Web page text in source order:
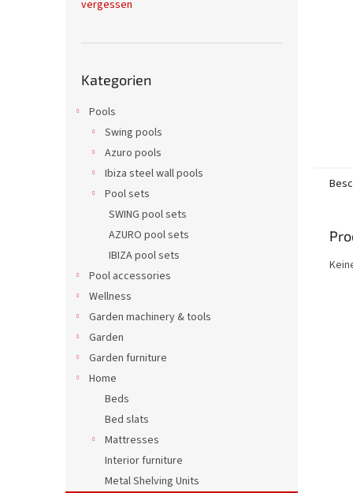
vergessen
überspringen
Kategorien
Pools
Swing pools
Azuro pools
Ibiza steel wall pools
Pool sets
SWING pool sets
AZURO pool sets
IBIZA pool sets
Pool accessories
Wellness
Garden machinery & tools
Garden
Garden furniture
Home
Beds
Bed slats
Mattresses
Interior furniture
Metal Shelving Units